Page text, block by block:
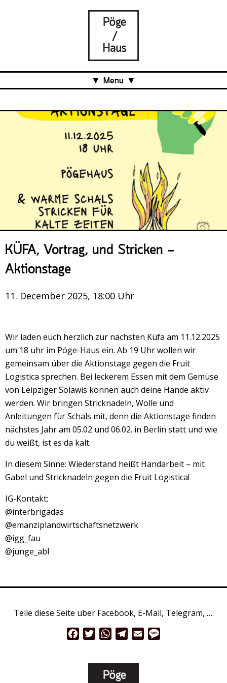
Menu
Projects
Über uns
Team
Organisation
Mitarbeit
Veranstaltungsrückblick
Kontakt und Anfahrt
KÜFA, Vortrag, und Stricken —
Aktionstage
11. December 2025, 18:00 Uhr
Wir laden euch herzlich zur nächsten Küfa am 11.12.2025
um 18 uhr im Pöge-Haus ein. Ab 19 Uhr wollen wir
gemeinsam über die Aktionstage gegen die Fruit
Logistica sprechen. Bei leckerem Essen mit dem Gemüse
von Leipziger Solawis können auch deine Hände aktiv
werden. Wir bringen Stricknadeln, Wolle und
Anleitungen für Schals mit, denn die Aktionstage finden
nächstes Jahr am 05.02 und 06.02. in Berlin statt und wie
du weißt, ist es da kalt.
In diesem Sinne: Wiederstand heißt Handarbeit – mit
Gabel und Stricknadeln gegen die Fruit Logistica!
IG-Kontakt:
@interbrigadas
@emanziplandwirtschaftsnetzwerk
@igg_fau
@junge_abl
Teile diese Seite über Facebook, E-Mail, Telegram, …:
FacebookTwitterWhatsApp
Telegram
Email